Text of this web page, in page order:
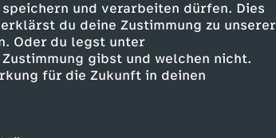
und verarbeiten dürfen. Dies
du deine Zustimmung zu unserer
Oder du legst unter
gibst und welchen nicht.
für die Zukunft in deinen
phoenix der tag